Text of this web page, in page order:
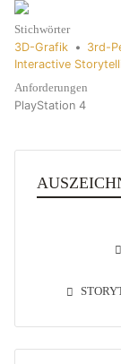
Stichwörter
3D-Grafik • 3rd-
Interactive
Anforderungen
PlayStation 4